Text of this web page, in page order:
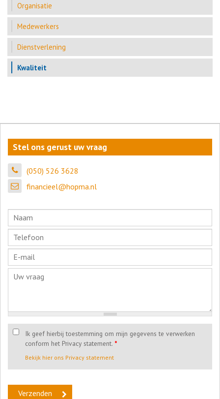
Organisatie
Medewerkers
Dienstverlening
Kwaliteit
Stel ons gerust uw vraag
(050) 526 3628
financieel@hopma.nl
Ik geef hierbij toestemming om mijn gegevens te verwerken
conform het Privacy statement. *
Bekijk hier ons Privacy statement